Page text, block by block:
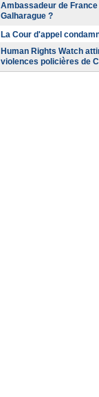
Ambassadeur de
Galharague ?
La Cour d'appel
Human Rights Watch
violences policières de